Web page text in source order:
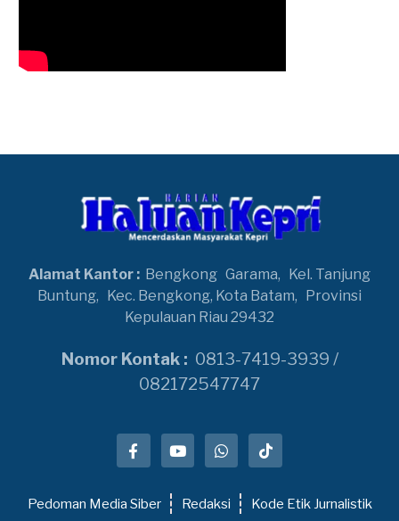
Alamat Kantor : Bengkong Garama,
Kel. Tanjung
Buntung,
Kec. Bengkong, Kota Batam,
Provinsi
Kepulauan Riau 29432
Nomor Kontak : 0813-7419-3939 /
082172547747
Pedoman Media Siber Redaksi Kode Etik Jurnalistik